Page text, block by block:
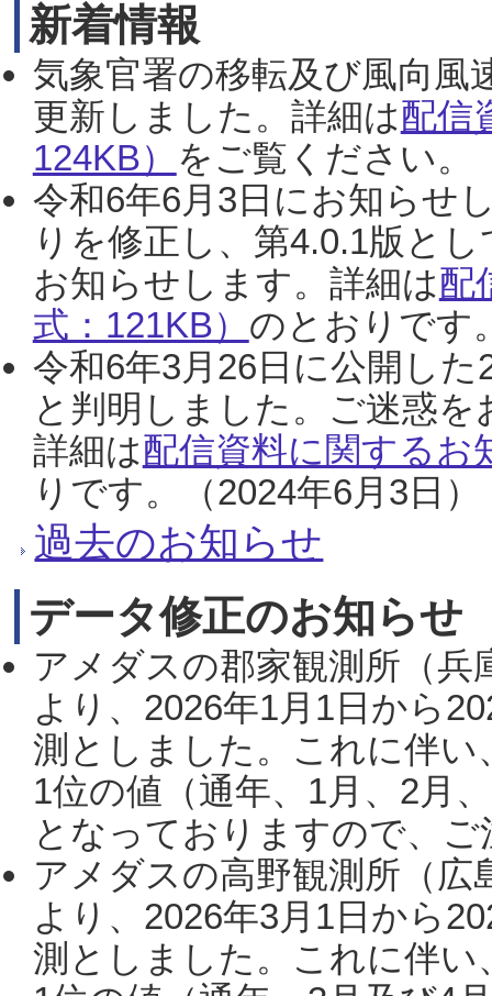
新着情報
気象官署の移転及び風向風
更新しました。詳細は配信
124KB） をご覧ください。
令和6年6月3日にお知らせ
りを修正し、第4.0.1版と
お知らせします。詳細は配
式：121KB） のとおりです
令和6年3月26日に公開し
と判明しました。ご迷惑
詳細は配信資料に関するお
りです。（2024年6月3日）
過去のお知らせ
データ修正のお知らせ
アメダスの郡家観測所（
より、2026年1月1日から
測としました。これに伴い
1位の値（通年、1月、2月
となっておりますので、
アメダスの高野観測所（
より、2026年3月1日から
測としました。これに伴い